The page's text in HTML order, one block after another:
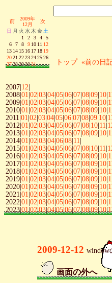
前
2009年
12月
次
日 月 火 水 木 金 土
1
2 3 4
5
6
7 8 9 10 11 12
13 14 15 16 17 18 19
2021 2223242526
2728293031 トップ «前の日
2007|12|
2008|01|02|03|04|05|06|07|08|09|10|
2009|01|02|03|04|05|06|07|08|09|10|
2010|01|02|03|04|05|06|07|08|09|10|
2011|01|02|03|04|05|06|07|08|09|10|
2012|01|02|03|04|05|06|07|08|10|11|
2013|01|02|03|04|05|06|07|08|09|10|
2014|01|02|03|04|06|08|11|
2015|01|02|03|04|05|06|07|08|10|11|
2016|01|02|03|04|05|06|07|08|09|10|
2017|01|02|03|04|05|06|07|08|09|10|
2018|01|02|03|04|05|06|07|08|09|10|
2019|01|02|03|04|05|06|07|08|09|10|
2020|01|02|03|04|05|06|07|08|09|10|
2021|01|02|03|04|05|06|07|08|09|10|
2022|01|02|03|04|05|06|07|08|09|10|
2023|01|02|03|04|05|06|07|08|09|10|
2009-12-12 window
画面の外へ